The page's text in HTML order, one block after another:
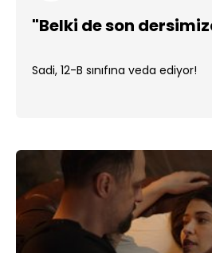
"Belki de son
Sadi, 12-B sınıfına veda ediyor!